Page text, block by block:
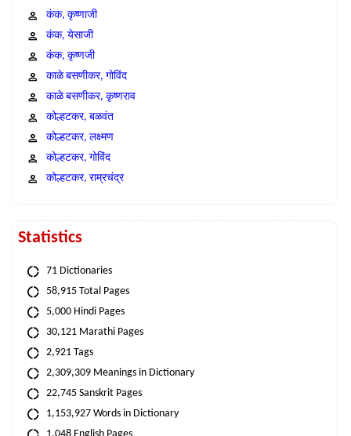
कंक, कृष्णाजी
कंक, येसाजी
कंक, कृष्णजी
काळे बसणीकर, गोविंद
काळे बसणीकर, कृष्णराव
कोल्हटकर, बळवंत
कोल्हटकर, लक्ष्मण
कोल्हटकर, गोविंद
कोल्हटकर, राम्रचंद्र
Statistics
71 Dictionaries
58,915 Total Pages
5,000 Hindi Pages
30,121 Marathi Pages
2,921 Tags
2,309,309 Meanings in Dictionary
22,745 Sanskrit Pages
1,153,927 Words in Dictionary